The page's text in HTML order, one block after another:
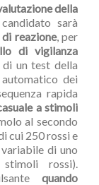
della
sarà
reazione, per
di vigilanza
un test della
dei
rapida
a stimoli
al secondo
cui 250 rossi e
di uno
rossi).
quando